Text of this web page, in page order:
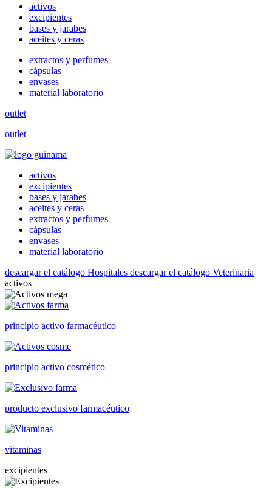
activos
excipientes
bases y jarabes
aceites y ceras
extractos y perfumes
cápsulas
envases
material laboratorio
outlet
outlet
activos
excipientes
bases y jarabes
aceites y ceras
extractos y perfumes
cápsulas
envases
material laboratorio
descargar el catálogo Hospitales descargar el catálogo Veterinaria
activos
principio activo farmacéutico
principio activo cosmético
producto exclusivo farmacéutico
vitaminas
excipientes